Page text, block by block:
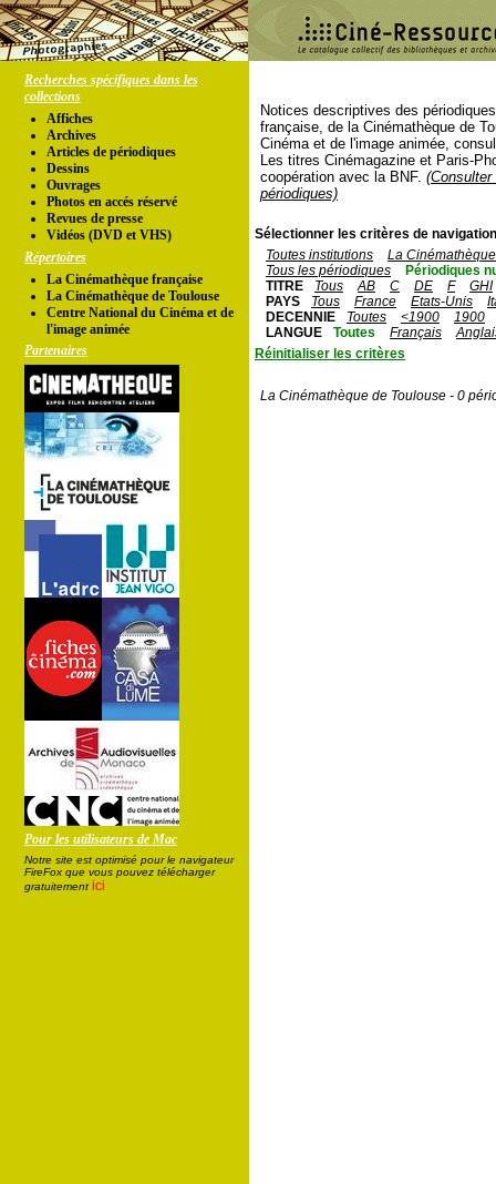
Recherches spécifiques dans les
collections
Affiches
Archives
Articles de périodiques
Dessins
Ouvrages
Photos en accés réservé
Revues de presse
Vidéos (DVD et VHS)
Répertoires
La Cinémathèque française
La Cinémathèque de Toulouse
Centre National du Cinéma et de
l'image animée
Partenaires
Pour les utilisateurs de Mac
Notre site est optimisé pour le navigateur
FireFox que vous pouvez télécharger
gratuitement ici
Notices descriptives des
française, de la Cinémathèque de
Cinéma et de l'image animée,
Les titres Cinémagazine et Paris-
coopération avec la BNF.
périodiques)
Sélectionner les critères de
Toutes institutions
La
Tous les périodiques
Périodiques
TITRE
Tous AB C DE F
GHI
PAYS
Tous France Etats-Unis
DECENNIE
Toutes <1900
1900
LANGUE
Toutes Français
Réinitialiser les critères
La Cinémathèque de Toulouse - 0